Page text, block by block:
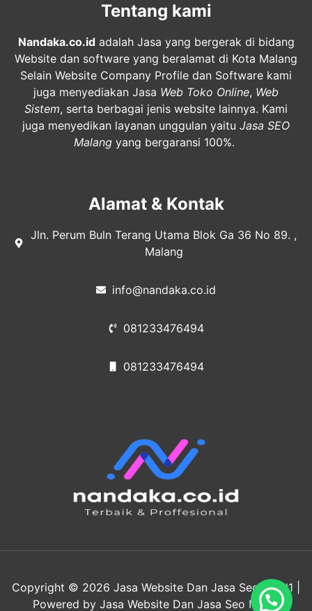
Tentang kami
Nandaka.co.id adalah Jasa yang bergerak di bidang
Website dan software yang beralamat di Kota Malang
Selain Website Company Profile dan Software kami
juga menyediakan Jasa Web Toko Online, Web
Sistem, serta berbagai jenis website lainnya. Kami
juga menyedikan layanan unggulan yaitu Jasa SEO
Malang yang bergaransi 100%.
Alamat & Kontak
Jln. Perum Buln Terang Utama Blok Ga 36 No 89. ,
Malang
info@nandaka.co.id
081233476494
081233476494
Copyright © 2026 Jasa Website Dan Jasa Seo No #1 |
Powered by Jasa Website Dan Jasa Seo No #1